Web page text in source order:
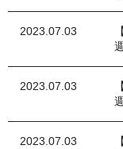
2023.07.03
2023.07.03
2023.07.03